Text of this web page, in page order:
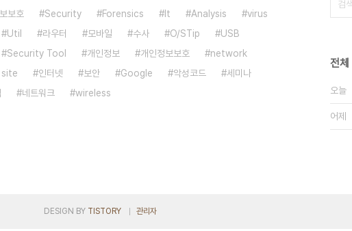
보호 Security Forensics It Analysis
virus
Util 라우터 모바일 수사 O/STip
USB
Security Tool 개인정보 개인정보보호
network
인터넷 보안 Google 악성코드
세미나
네트워크 wireless
전체
오늘
어제
DESIGN BY TISTORY 관리자